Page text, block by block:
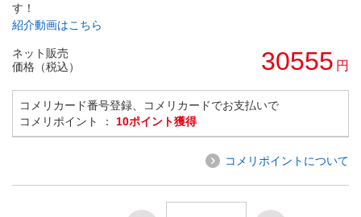
す！
紹介動画はこちら
ネット販売
価格（税込）
30555 円
コメリカード番号登録、コメリカードでお支払いで
コメリポイント ： 10ポイント獲得
コメリポイントについて